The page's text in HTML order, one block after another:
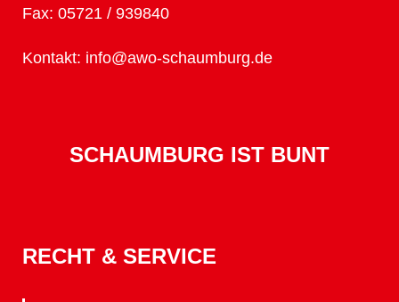
Fax: 05721 / 939840
Kontakt: info@awo-schaumburg.de
SCHAUMBURG IST BUNT
RECHT & SERVICE